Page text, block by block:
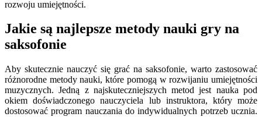
rozwoju umiejętności.
Jakie są najlepsze metody nauki gry na
saksofonie
Aby skutecznie nauczyć się grać na saksofonie, warto zastosować
różnorodne metody nauki, które pomogą w rozwijaniu umiejętności
muzycznych. Jedną z najskuteczniejszych metod jest nauka pod
okiem doświadczonego nauczyciela lub instruktora, który może
dostosować program nauczania do indywidualnych potrzeb ucznia.